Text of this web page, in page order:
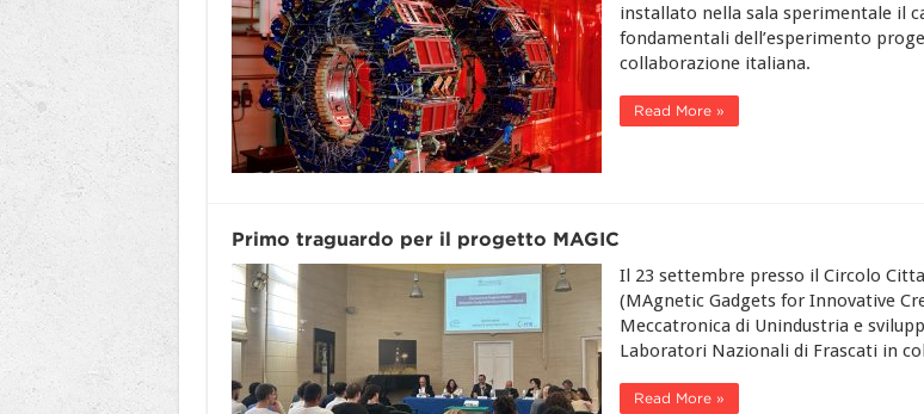
installato nella sala sperimentale il
fondamentali dell’esperimento
collaborazione italiana.
Read More »
Primo traguardo per il progetto MAGIC
Il 23 settembre presso il Circolo
(MAgnetic Gadgets for Innovative
Meccatronica di Unindustria e
Laboratori Nazionali di Frascati in
Read More »